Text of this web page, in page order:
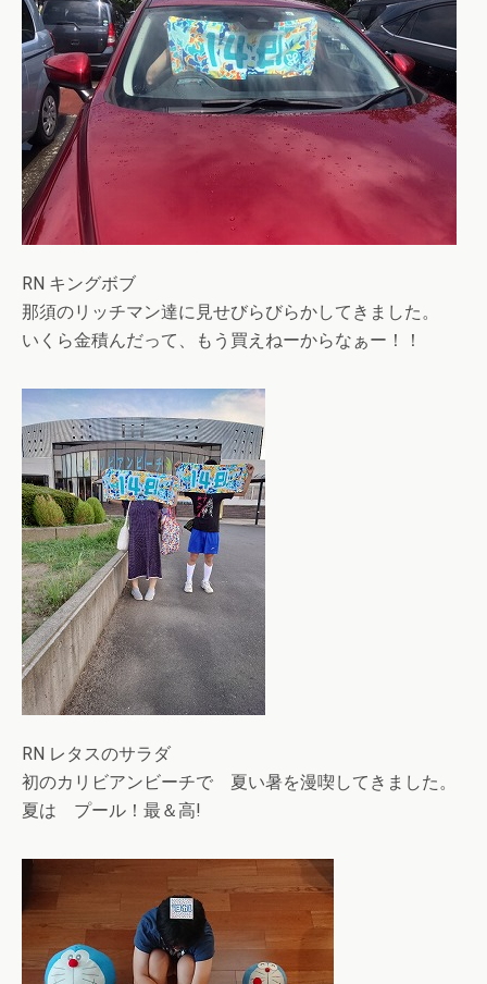
RN キングボブ
那須のリッチマン達に見せびらびらかしてきました。
いくら金積んだって、もう買えねーからなぁー！！
RN レタスのサラダ
初のカリビアンビーチで 夏い暑を漫喫してきました。
夏は プール！最＆高!